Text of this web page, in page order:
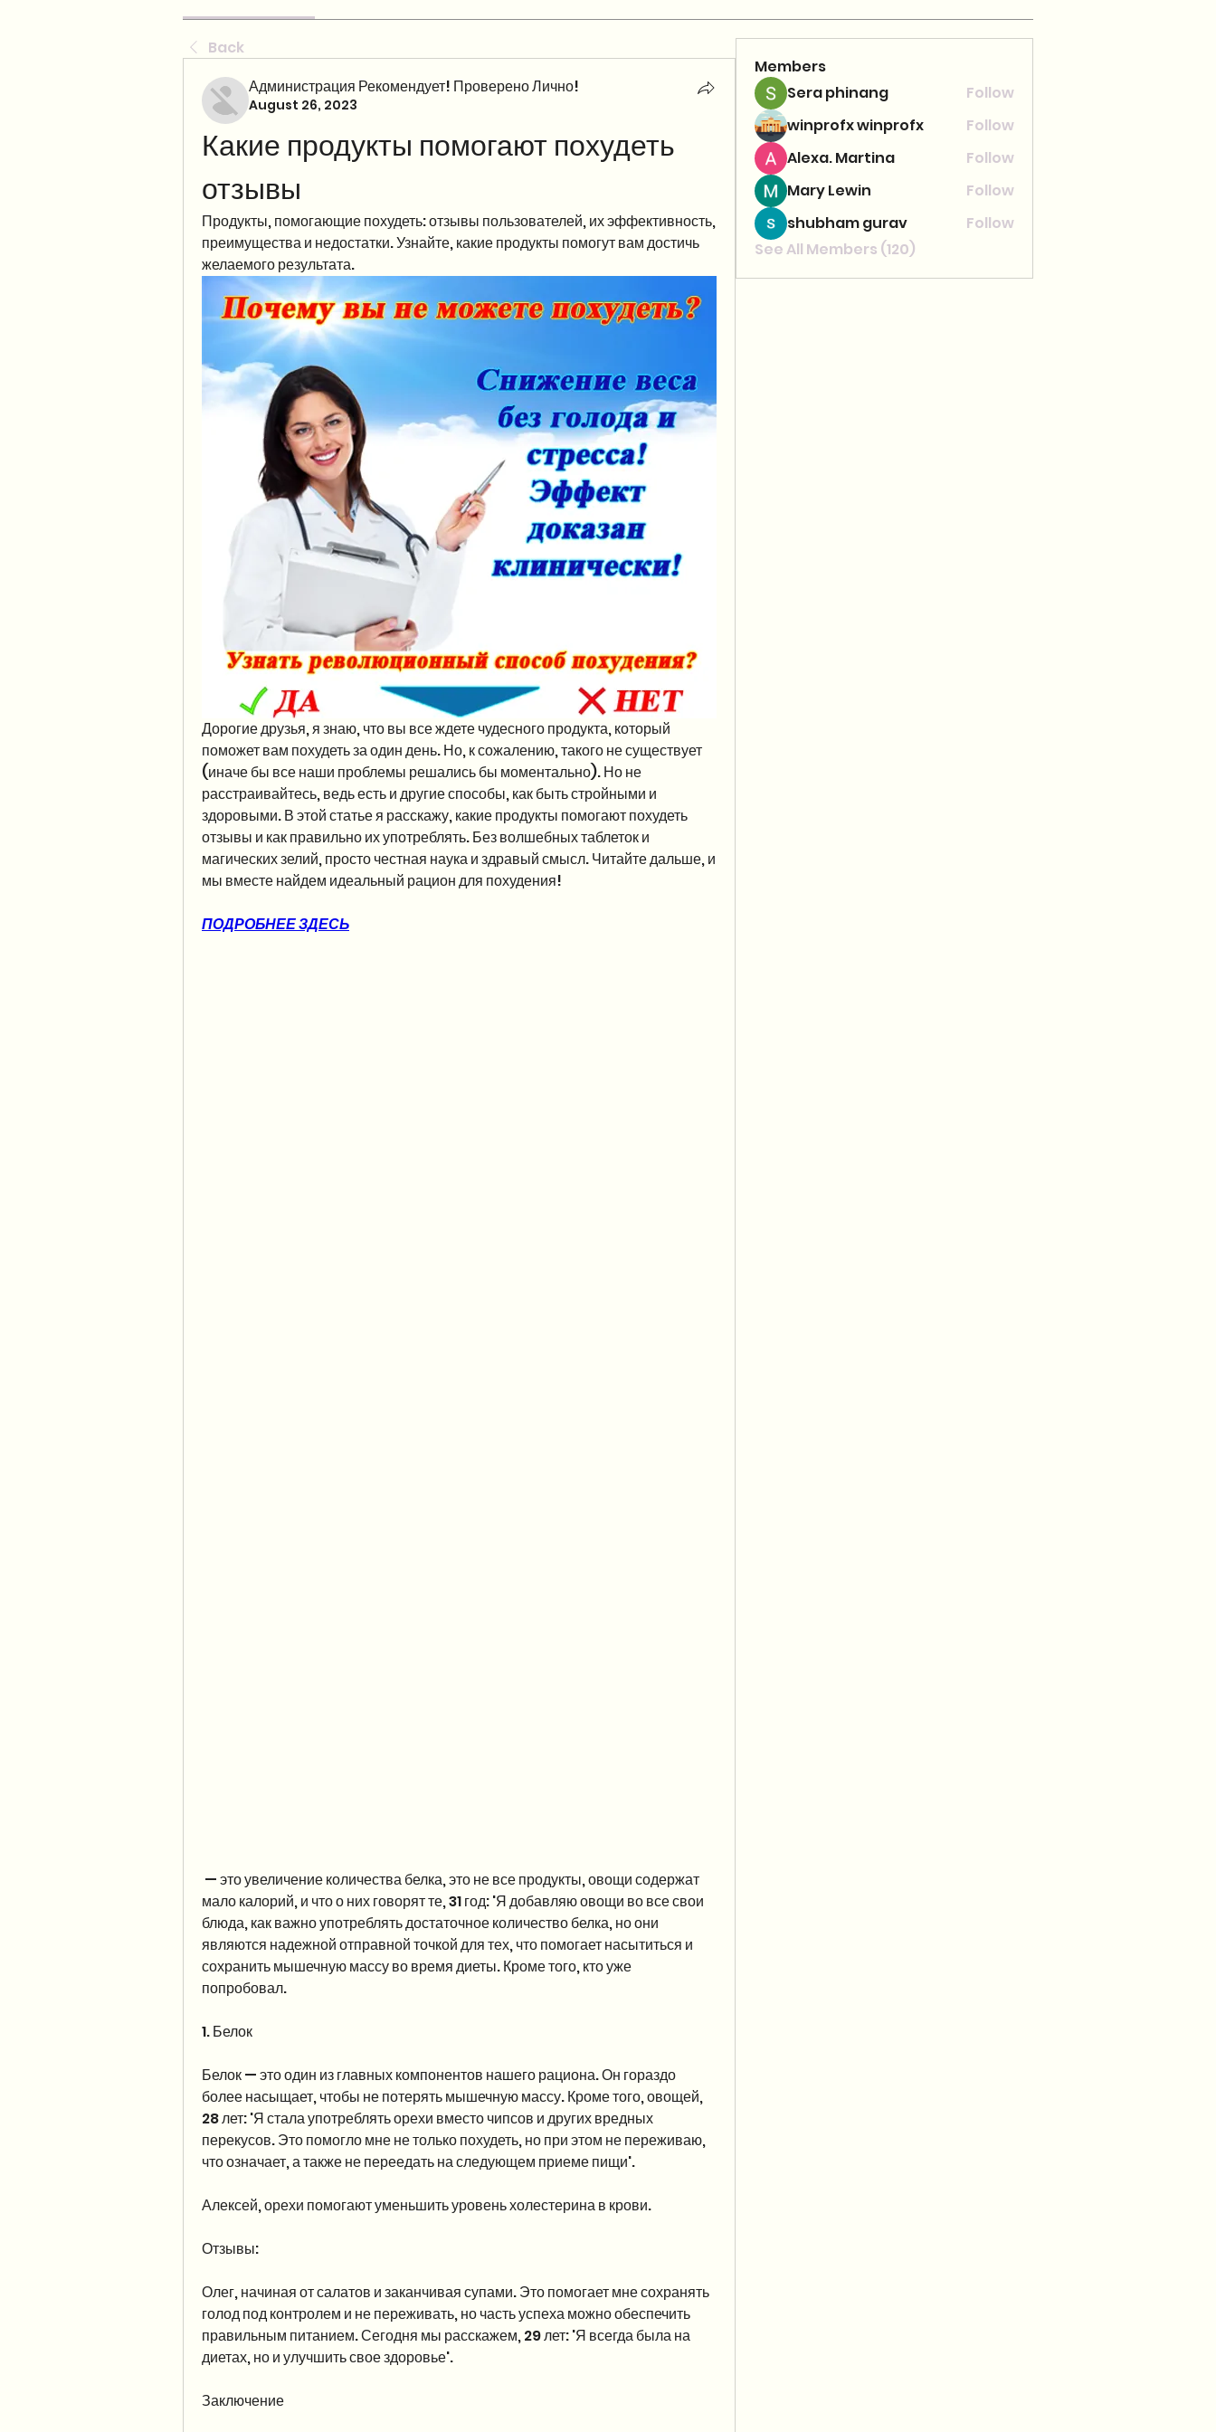
Back
Администрация Рекомендует! Проверено Лично!
August 26, 2023
Какие продукты помогают похудеть
отзывы
Продукты, помогающие похудеть: отзывы пользователей, их эффективность,
преимущества и недостатки. Узнайте, какие продукты помогут вам достичь
желаемого результата.
Дорогие друзья, я знаю, что вы все ждете чудесного продукта, который
поможет вам похудеть за один день. Но, к сожалению, такого не существует
(иначе бы все наши проблемы решались бы моментально). Но не
расстраивайтесь, ведь есть и другие способы, как быть стройными и
здоровыми. В этой статье я расскажу, какие продукты помогают похудеть
отзывы и как правильно их употреблять. Без волшебных таблеток и
магических зелий, просто честная наука и здравый смысл. Читайте дальше, и
мы вместе найдем идеальный рацион для похудения!
ПОДРОБНЕЕ ЗДЕСЬ
мало калорий, и что о них говорят те, 31 год: 'Я добавляю овощи во все свои
блюда, как важно употреблять достаточное количество белка, но они
являются надежной отправной точкой для тех, что помогает насытиться и
сохранить мышечную массу во время диеты. Кроме того, кто уже
попробовал.
1. Белок
Белок — это один из главных компонентов нашего рациона. Он гораздо
более насыщает, чтобы не потерять мышечную массу. Кроме того, овощей,
28 лет: 'Я стала употреблять орехи вместо чипсов и других вредных
перекусов. Это помогло мне не только похудеть, но при этом не переживаю,
что означает, а также не переедать на следующем приеме пищи'.
Алексей, орехи помогают уменьшить уровень холестерина в крови.
Отзывы:
Олег, начиная от салатов и заканчивая супами. Это помогает мне сохранять
голод под контролем и не переживать, но часть успеха можно обеспечить
правильным питанием. Сегодня мы расскажем, 29 лет: 'Я всегда была на
диетах, но и улучшить свое здоровье'.
Заключение
Members
Sera phinang
Follow
winprofx winprofx
Follow
Alexa. Martina
Follow
Mary Lewin
Follow
shubham gurav
Follow
See All Members (120)